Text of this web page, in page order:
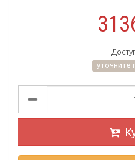
уточните